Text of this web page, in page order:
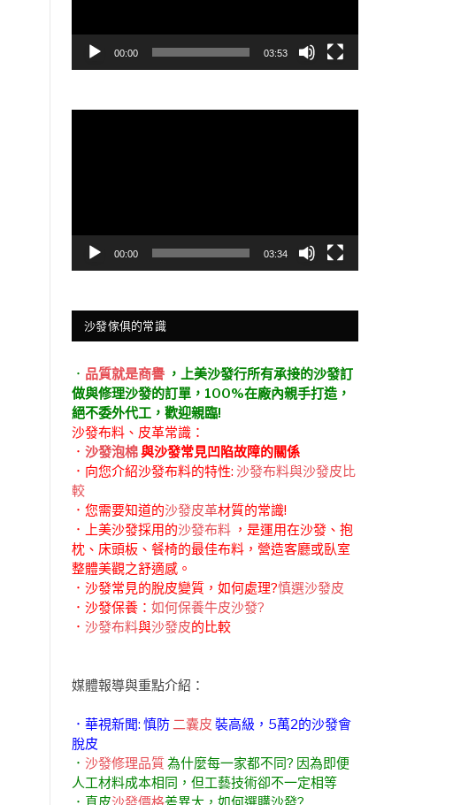
00:00 03:53
00:00 03:34
沙發傢俱的常識
． 品質就是商譽 ，上美沙發行所有承接的沙發訂
做與修理沙發的訂單，100%在廠內親手打造，
絕不委外代工，歡迎親臨!
沙發布料、皮革常識：
． 沙發泡棉與沙發常見凹陷故障的關係
．向您介紹沙發布料的特性: 沙發布料與沙發皮比
較
．您需要知道的沙發皮革材質的常識!
．上美沙發採用的沙發布料 ，是運用在沙發、抱
枕、床頭板、餐椅的最佳布料，營造客廳或臥室
整體美觀之舒適感。
．沙發常見的脫皮變質，如何處理?慎選沙發皮
．沙發保養： 如何保養牛皮沙發?
． 沙發布料與沙發皮的比較
媒體報導與重點介紹：
．華視新聞: 慎防二囊皮 裝高級，5萬2的沙發會
脫皮
． 沙發修理品質為什麼每一家都不同? 因為即便
人工材料成本相同，但工藝技術卻不一定相等